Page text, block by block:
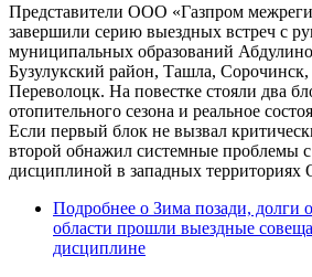
Представители ООО «Газпром
завершили серию выездных встреч с
муниципальных образований
Бузулукский район, Ташла, Сорочинск,
Переволоцк. На повестке стояли два
отопительного сезона и реальное
Если первый блок не вызвал
второй обнажил системные проблемы
дисциплиной в западных территориях
Подробнее о Зима позади, долги
области прошли выездные
дисциплине